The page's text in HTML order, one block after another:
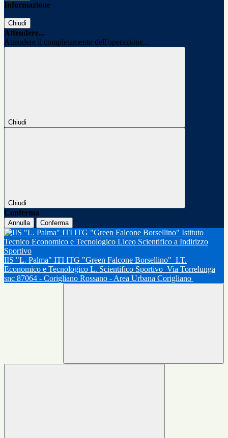
Informazione
Chiudi
Attendere...
Attendere il completamento dell'operazione...
Chiudi
Chiudi
Conferma
Annulla Conferma
IIS "L. Palma" ITI ITG "Green Falcone Borsellino" I.T.
Economico e Tecnologico L. Scientifico Sportivo Via Torrelunga
snc 87064 - Corigliano Rossano - Area Urbana Corigliano